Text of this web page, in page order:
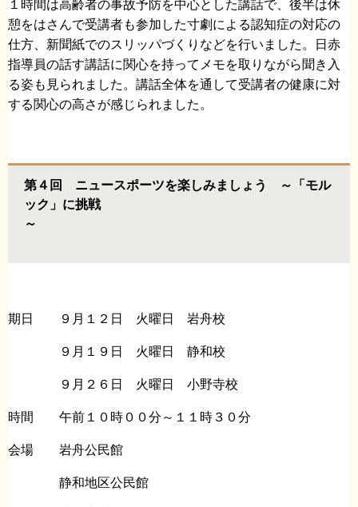
１時間は高齢者の事故予防を中心とした講話で、後半は休
憩をはさんで受講者も参加した寸劇による認知症の対応の
仕方、新聞紙でのスリッパづくりなどを行いました。日赤
指導員の話す講話に関心を持ってメモを取りながら聞き入
る姿も見られました。講話全体を通して受講者の健康に対
する関心の高さが感じられました。
第４回 ニュースポーツを楽しみましょう ～「モル
ック」に挑戦
～
期日 ９月１２日 火曜日 岩舟校
９月１９日 火曜日 静和校
９月２６日 火曜日 小野寺校
時間 午前１０時００分～１１時３０分
会場 岩舟公民館
静和地区公民館